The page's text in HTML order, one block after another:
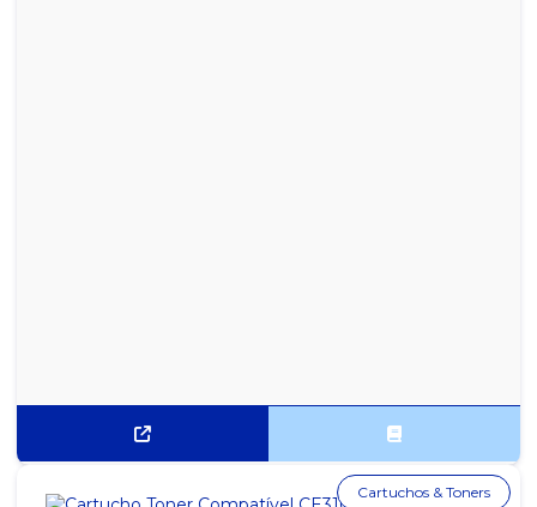
Cartuchos & Toners